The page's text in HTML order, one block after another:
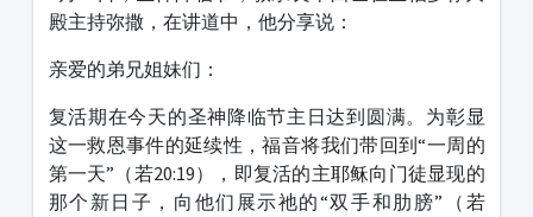
殿主持弥撒，在讲道中，他分享说：
亲爱的弟兄姐妹们：
复活期在今天的圣神降临节主日达到圆满。为彰显
这一救恩事件的延续性，福音将我们带回到“一周的
第一天”（若20:19），即复活的主耶稣向门徒显现的
那个新日子，向他们展示祂的“双手和肋膀”（若